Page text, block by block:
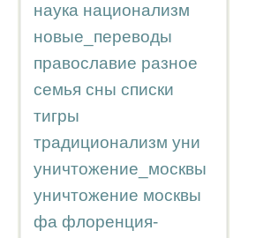
наука национализм
новые_переводы
православие разное
семья сны списки
тигры
традиционализм уни
уничтожение_москвы
уничтожение москвы
фа флоренция-